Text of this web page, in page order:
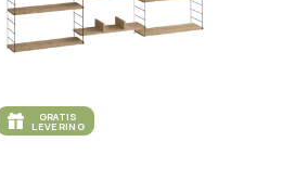
GRATIS
LEVERING